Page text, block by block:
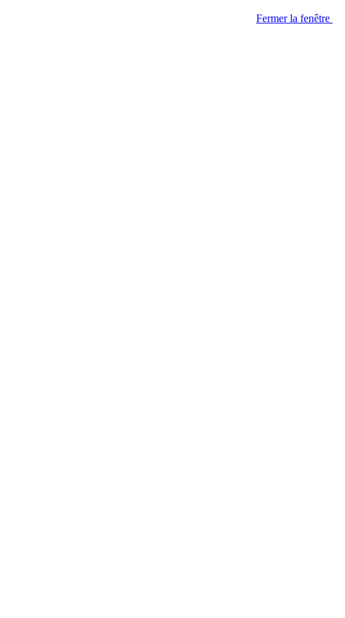
Fermer la fenêtre